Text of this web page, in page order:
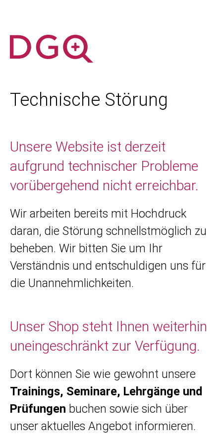
Technische Störung
Unsere Website ist derzeit
aufgrund technischer Probleme
vorübergehend nicht erreichbar.
Wir arbeiten bereits mit Hochdruck
daran, die Störung schnellstmöglich zu
beheben. Wir bitten Sie um Ihr
Verständnis und entschuldigen uns für
die Unannehmlichkeiten.
Unser Shop steht Ihnen weiterhin
uneingeschränkt zur Verfügung.
Dort können Sie wie gewohnt unsere
Trainings, Seminare, Lehrgänge und
Prüfungen buchen sowie sich über
unser aktuelles Angebot informieren.